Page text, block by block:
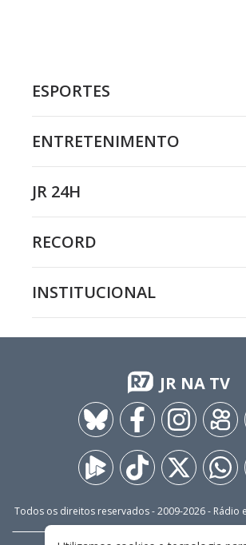
ESPORTES
ENTRETENIMENTO
JR 24H
RECORD
INSTITUCIONAL
JR NA TV
Todos os direitos reservados - 2009-2026- Rádio